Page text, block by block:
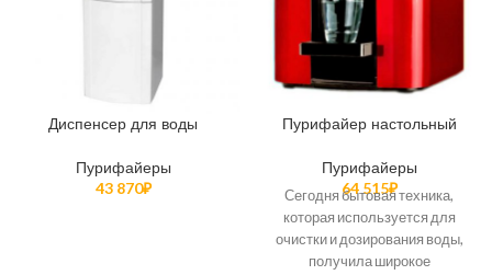
Диспенсер для воды
Пурифайеры
43 870₽
Пурифайер настольный
Пурифайеры
64 515₽
Сегодня бытовая техника,
которая используется для
очистки и дозирования воды,
получила широкое